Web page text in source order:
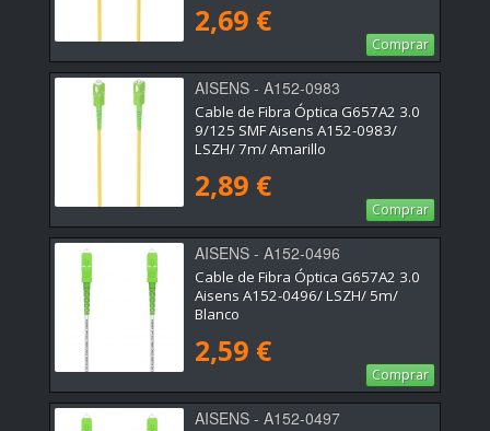
2,69 €
Comprar
AISENS - A152-0983
Cable de Fibra Óptica G657A2 3.0
9/125 SMF Aisens A152-0983/
LSZH/ 7m/ Amarillo
2,89 €
Comprar
AISENS - A152-0496
Cable de Fibra Óptica G657A2 3.0
Aisens A152-0496/ LSZH/ 5m/
Blanco
2,59 €
Comprar
AISENS - A152-0497